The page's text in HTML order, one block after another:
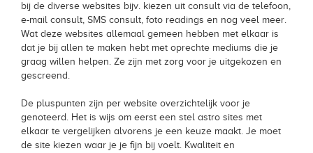
bij de diverse websites bijv. kiezen uit consult via de telefoon,
e-mail consult, SMS consult, foto readings en nog veel meer.
Wat deze websites allemaal gemeen hebben met elkaar is
dat je bij allen te maken hebt met oprechte mediums die je
graag willen helpen. Ze zijn met zorg voor je uitgekozen en
gescreend.
De pluspunten zijn per website overzichtelijk voor je
genoteerd. Het is wijs om eerst een stel astro sites met
elkaar te vergelijken alvorens je een keuze maakt. Je moet
de site kiezen waar je je fijn bij voelt. Kwaliteit en